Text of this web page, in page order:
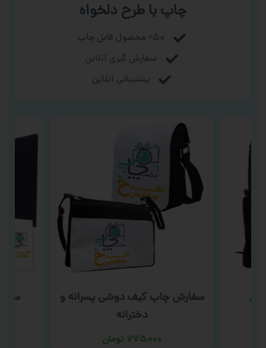
چاپ با طرح دلخواه
۵۰+ محصول قابل چاپ
سفارش گیری آنلاین
پشتیبانی آنلاین
سفارش چاپ کیف دوشی پسرانه و
دخترانه
۷۷۵,۰۰۰ تومان